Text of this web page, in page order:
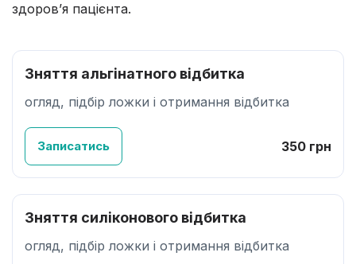
здоров’я пацієнта.
Зняття альгінатного відбитка
огляд, підбір ложки і отримання відбитка
350 грн
Записатись
Зняття силіконового відбитка
огляд, підбір ложки і отримання відбитка